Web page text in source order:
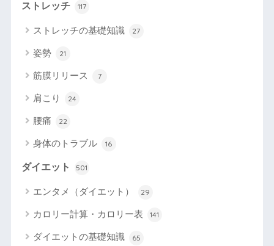
ストレッチ 117
ストレッチの基礎知識 27
姿勢 21
筋膜リリース 7
肩こり 24
腰痛 22
身体のトラブル 16
ダイエット 501
エンタメ（ダイエット） 29
カロリー計算・カロリー表 141
ダイエットの基礎知識 65